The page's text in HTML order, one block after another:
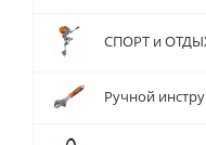
СПОРТ и
Ручной